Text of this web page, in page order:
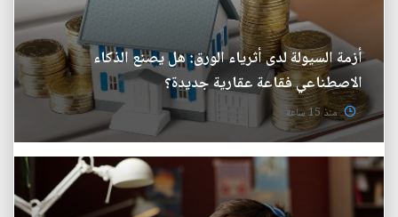
أزمة السيولة لدى أثرياء الورق: هل يصنع الذكاء
الاصطناعي فقاعة عقارية جديدة؟
منذ 15 ساعة